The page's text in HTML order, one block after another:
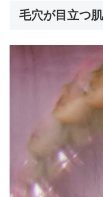
毛穴が目立つ